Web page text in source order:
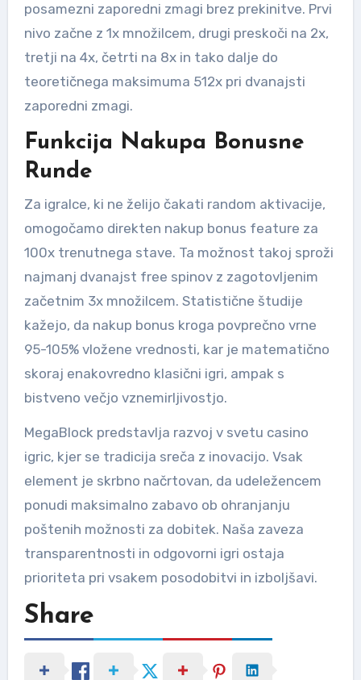
posamezni zaporedni zmagi brez prekinitve. Prvi
nivo začne z 1x množilcem, drugi preskoči na 2x,
tretji na 4x, četrti na 8x in tako dalje do
teoretičnega maksimuma 512x pri dvanajsti
zaporedni zmagi.
Funkcija Nakupa Bonusne
Runde
Za igralce, ki ne želijo čakati random aktivacije,
omogočamo direkten nakup bonus feature za
100x trenutnega stave. Ta možnost takoj sproži
najmanj dvanajst free spinov z zagotovljenim
začetnim 3x množilcem. Statistične študije
kažejo, da nakup bonus kroga povprečno vrne
95-105% vložene vrednosti, kar je matematično
skoraj enakovredno klasični igri, ampak s
bistveno večjo vznemirljivostjo.
MegaBlock predstavlja razvoj v svetu casino
igric, kjer se tradicija sreča z inovacijo. Vsak
element je skrbno načrtovan, da udeležencem
ponudi maksimalno zabavo ob ohranjanju
poštenih možnosti za dobitek. Naša zaveza
transparentnosti in odgovorni igri ostaja
prioriteta pri vsakem posodobitvi in izboljšavi.
Share